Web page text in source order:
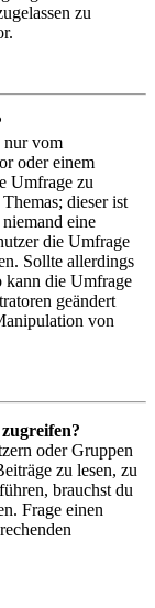
zu
nur vom
oder einem
Umfrage zu
dieser ist
eine
die Umfrage
Sollte allerdings
kann die Umfrage
geändert
von
oder Gruppen
zu lesen, zu
brauchst du
Frage einen